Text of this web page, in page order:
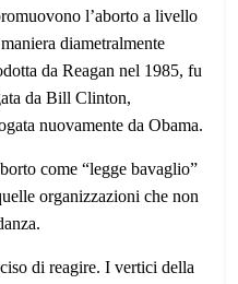
l’aborto a livello
diametralmente
da Reagan nel 1985, fu
da Bill Clinton,
nuovamente da Obama.
come “legge bavaglio”
organizzazioni che non
di reagire. I vertici della